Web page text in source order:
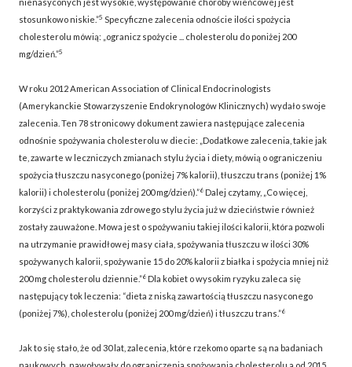
nienasyconych jest wysokie, występowanie choroby wieńcowej jest
stosunkowo niskie.”5 Specyficzne zalecenia odnoście ilości spożycia
cholesterolu mówią: „ogranicz spożycie ... cholesterolu do poniżej 200
mg/dzień.”5
W roku 2012 American Association of Clinical Endocrinologists
(Amerykanckie Stowarzyszenie Endokrynologów Klinicznych) wydało swoje
zalecenia. Ten 78 stronicowy dokument zawiera następujące zalecenia
odnośnie spożywania cholesterolu w diecie: „Dodatkowe zalecenia, takie jak
te, zawarte w leczniczych zmianach stylu życia i diety, mówią o ograniczeniu
spożycia tłuszczu nasyconego (poniżej 7% kalorii), tłuszczu trans (poniżej 1%
kalorii) i cholesterolu (poniżej 200 mg/dzień).”6 Dalej czytamy, „Co więcej,
korzyści z praktykowania zdrowego stylu życia już w dzieciństwie również
zostały zauważone. Mowa jest o spożywaniu takiej ilości kalorii, która pozwoli
na utrzymanie prawidłowej masy ciała, spożywania tłuszczu w ilości 30%
spożywanych kalorii, spożywanie 15 do 20% kalorii z białka i spożycia mniej niż
200 mg cholesterolu dziennie.”6 Dla kobiet o wysokim ryzyku zaleca się
następujący tok leczenia: “dieta z niską zawartością tłuszczu nasyconego
(poniżej 7%), cholesterolu (poniżej 200 mg/dzień) i tłuszczu trans.”6
Jak to się stało, że od 30 lat, zalecenia, które rzekomo oparte są na badaniach